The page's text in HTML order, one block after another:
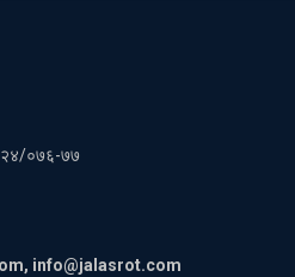
०७६-७७
info@jalasrot.com